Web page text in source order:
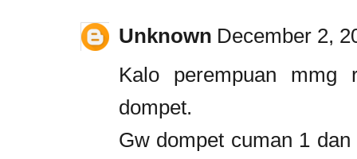
Unknown December 2,
Kalo perempuan mmg
dompet.
Gw dompet cuman 1